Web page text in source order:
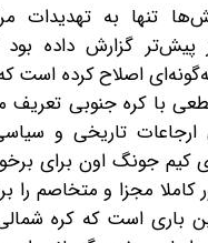
تنها به تهدیدات
پیش‌تر گزارش داده
اصلاح کرده است
با کره جنوبی تعریف
تاریخی و
کیم جونگ اون برای
کاملا مجزا و متخاصم را
باری است که کره